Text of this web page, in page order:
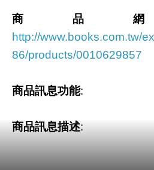
商品
http://www.books.com.tw/
86/products/0010629857
商品訊息功能:
商品訊息描述: